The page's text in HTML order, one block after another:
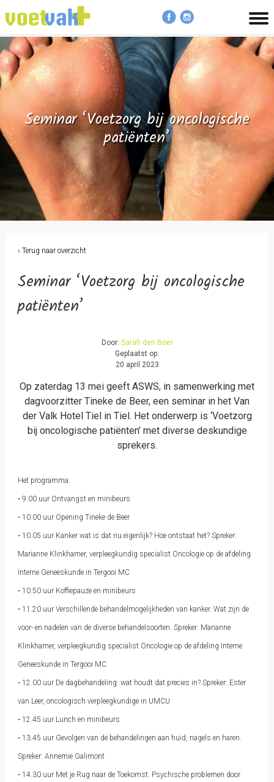
Seminar ‘Voetzorg bij oncologische
patiënten’
‹ Terug naar overzicht
Seminar ‘Voetzorg bij oncologische
patiënten’
Door: Sarah den Boer
Geplaatst op:
20 april 2023
Op zaterdag 13 mei geeft ASWS, in samenwerking met
dagvoorzitter Tineke de Beer, een seminar in het Van
der Valk Hotel Tiel in Tiel. Het onderwerp is ‘Voetzorg
bij oncologische patiënten’ met diverse deskundige
sprekers.
Het programma:
• 9.00 uur Ontvangst en minibeurs
• 10.00 uur Opening Tineke de Beer
• 10.05 uur Kanker wat is dat nu eigenlijk? Hoe ontstaat het? Spreker:
Marianne Klinkhamer, verpleegkundig specialist Oncologie op de afdeling
Interne Geneeskunde in Tergooi MC
• 10.50 uur Koffiepauze en minibeurs
• 11.20 uur Verschillende behandelmogelijkheden van kanker. Wat zijn de
voor- en nadelen van de diverse behandelsoorten. Spreker: Marianne
Klinkhamer, verpleegkundig specialist Oncologie op de afdeling Interne
Geneeskunde in Tergooi MC
• 12.00 uur De dagbehandeling: wat houdt dat precies in? Spreker: Ester
van Leer, oncologisch verpleegkundige in UMCU
• 12.45 uur Lunch en minibeurs
• 13.45 uur Gevolgen van de behandelingen aan huid, nagels en haren.
Spreker: Annemie Galimont
• 14.30 uur Met je Rug naar de Toekomst. Psychische problemen door